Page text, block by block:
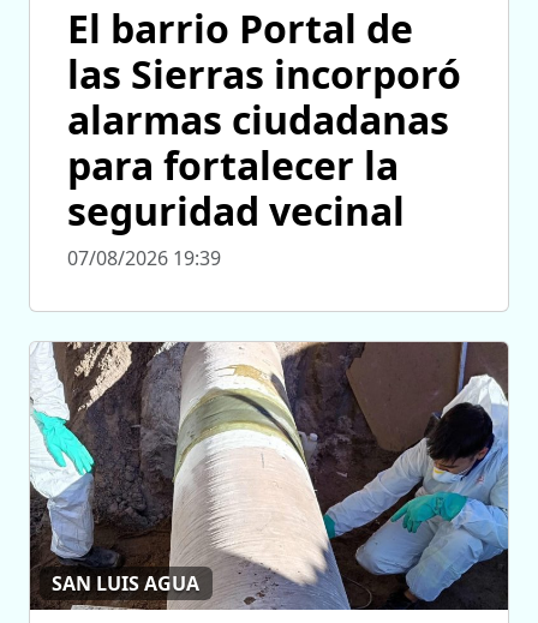
El barrio Portal de
las Sierras incorporó
alarmas ciudadanas
para fortalecer la
seguridad vecinal
07/08/2026 19:39
SAN LUIS AGUA